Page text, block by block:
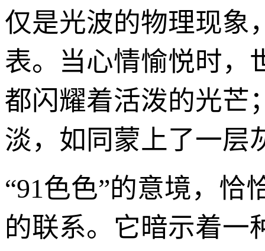
仅是光波的物理现象
表。当心情愉悦时，
都闪耀着活泼的光芒
淡，如同蒙上了一层
“91色色”的意境，恰
的联系。它暗示着一